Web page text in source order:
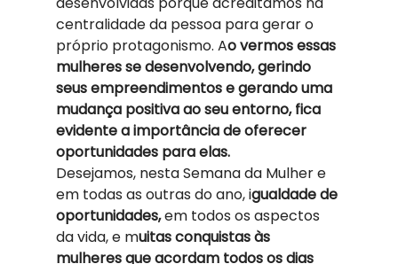
centralidade da pessoa para gerar o
próprio protagonismo. Ao vermos essas
mulheres se desenvolvendo, gerindo
seus empreendimentos e gerando uma
mudança positiva ao seu entorno, fica
evidente a importância de oferecer
oportunidades para elas.
Desejamos, nesta Semana da Mulher e
em todas as outras do ano, igualdade de
oportunidades, em todos os aspectos
da vida, e muitas conquistas às
mulheres que acordam todos os dias